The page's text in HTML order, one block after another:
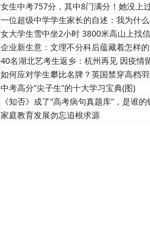
女生中考757分，其中8门满分！她没上
一位超级中学学生家长的自述：我为什
女大学生雪中坐2小时 3800米高山上找
企业新生意：文理不分科后蕴藏着怎样
40名湖北艺考生返乡：杭州再见 因疫情
如何应对学生攀比名牌？英国禁穿高档
中考高分“尖子生”的十大学习宝典(图)
《知否》成了“高考病句真题库”，是谁的
家庭教育发展勿忘追根求源